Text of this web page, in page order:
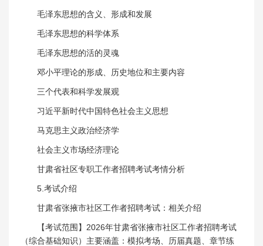
毛泽东思想的含义、形成和发展
毛泽东思想的科学体系
毛泽东思想的活的灵魂
邓小平理论的形成、历史地位和主要内容
三个代表和科学发展观
习近平新时代中国特色社会主义思想
马克思主义政治经济学
社会主义市场经济理论
甘肃省社区专职工作者招聘考试考情分析
5.考试介绍
甘肃省张掖市社区工作者招聘考试：相关介绍
【考试范围】2026年甘肃省张掖市社区工作者招聘考试
（综合基础知识）主要涵盖：模拟考场、历届真题、章节练